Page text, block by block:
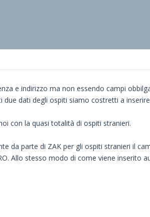
e indirizzo ma non essendo campi
dati degli ospiti siamo costretti a
con la quasi totalità di ospiti stranieri.
da parte di ZAK per gli ospiti stranieri il
Allo stesso modo di come viene inserito